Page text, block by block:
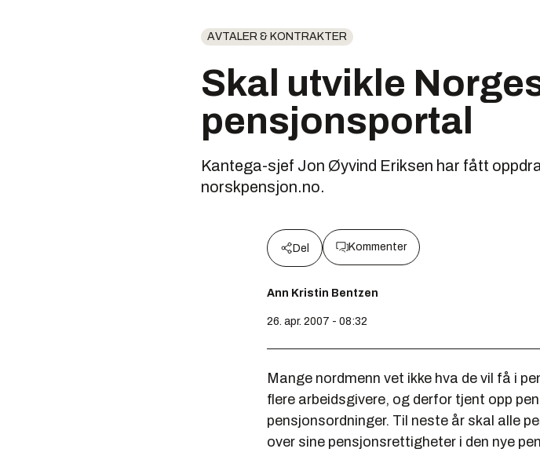
AVTALER & KONTRAKTER
Skal utvikle
pensjonsportal
Kantega-sjef Jon Øyvind Eriksen har fått
norskpensjon.no.
Del Kommenter
Ann Kristin Bentzen
26. apr. 2007 - 08:32
Mange nordmenn vet ikke hva de vil få i
flere arbeidsgivere, og derfor tjent opp
pensjonsordninger. Til neste år skal alle
over sine pensjonsrettigheter i den nye